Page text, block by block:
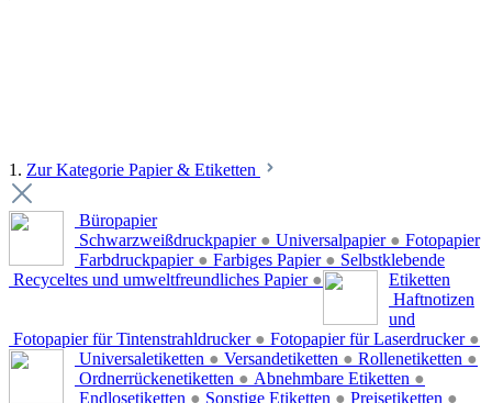
1. Zur Kategorie Papier & Etiketten
Büropapier
Schwarzweißdruckpapier ● Universalpapier ●
Farbdruckpapier ● Farbiges Papier ●
Recyceltes und umweltfreundliches Papier ●
Fotopapier
Fotopapier für Tintenstrahldrucker ● Fotopapier für Laserdrucker ●
Selbstklebende
Etiketten
Universaletiketten ● Versandetiketten ● Rollenetiketten ●
Ordnerrückenetiketten ● Abnehmbare Etiketten ●
Endlosetiketten ● Sonstige Etiketten ● Preisetiketten ●
Haftnotizen
und